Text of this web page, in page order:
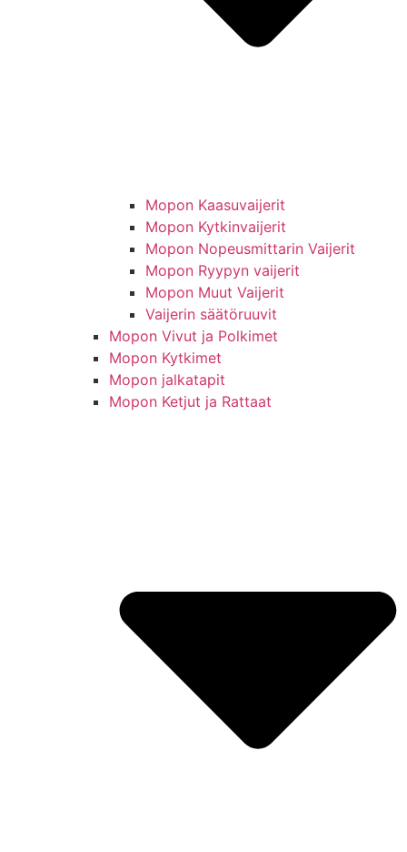
Mopon Kaasuvaijerit
Mopon Kytkinvaijerit
Mopon Nopeusmittarin Vaijerit
Mopon Ryypyn vaijerit
Mopon Muut Vaijerit
Vaijerin säätöruuvit
Mopon Vivut ja Polkimet
Mopon Kytkimet
Mopon jalkatapit
Mopon Ketjut ja Rattaat